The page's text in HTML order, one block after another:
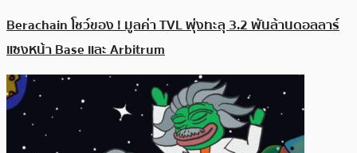
Berachain โชว์ของ ! มูลค่า TVL พุ่งทะลุ 3.2 พันล้านดอลลาร์
แซงหน้า Base และ Arbitrum